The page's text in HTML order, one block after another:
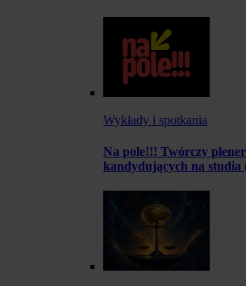
Wykłady i spotkania
Na pole!!! Twórczy
kandydujących na studia